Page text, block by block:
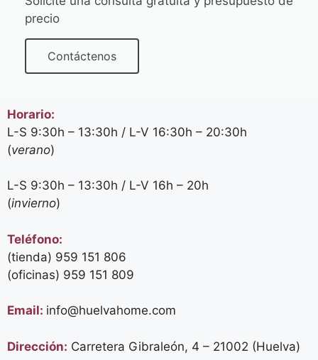
precio
Contáctenos
Horario:
L-S 9:30h – 13:30h / L-V 16:30h – 20:30h
(verano)
L-S 9:30h – 13:30h / L-V 16h – 20h
(invierno)
Teléfono:
(tienda) 959 151 806
(oficinas) 959 151 809
Email: info@huelvahome.com
Dirección: Carretera Gibraleón, 4 – 21002 (Huelva)